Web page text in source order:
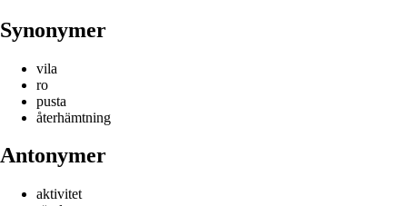
Synonymer
vila
ro
pusta
återhämtning
Antonymer
aktivitet